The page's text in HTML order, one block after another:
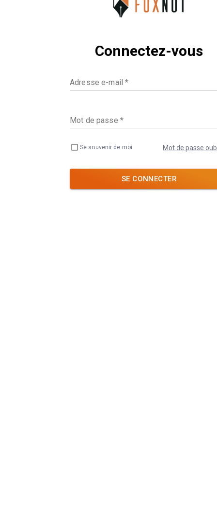
Connectez-vous
Adresse e-mail *
Mot de passe *
Se souvenir de moi Mot de passe
SE CONNECTER